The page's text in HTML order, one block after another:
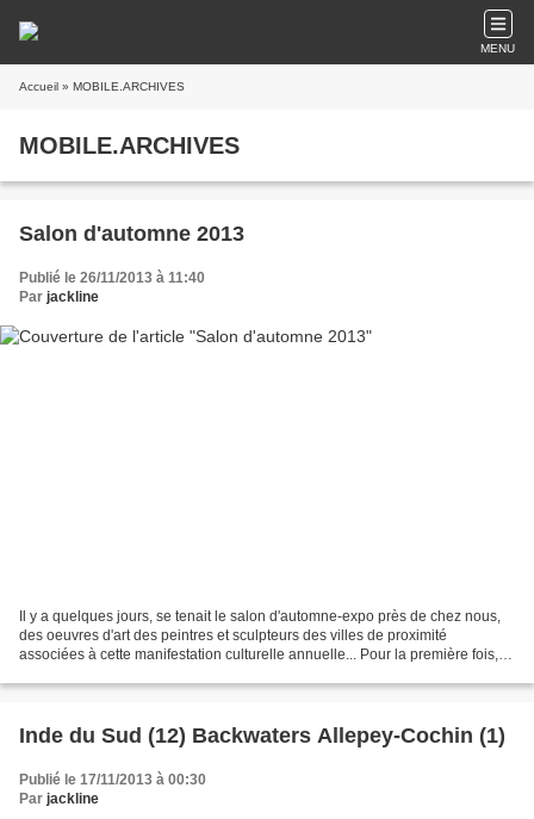
MENU
Accueil » MOBILE.ARCHIVES
MOBILE.ARCHIVES
Salon d'automne 2013
Publié le 26/11/2013 à 11:40
Par jackline
Il y a quelques jours, se tenait le salon d'automne-expo près de chez nous,
des oeuvres d'art des peintres et sculpteurs des villes de proximité
associées à cette manifestation culturelle annuelle... Pour la première fois,
Inde du Sud (12) Backwaters Allepey-Cochin (1)
Publié le 17/11/2013 à 00:30
Par jackline